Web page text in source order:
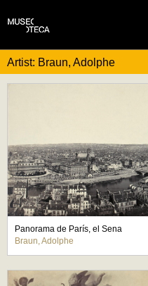
Artist: Braun, Adolphe
Panorama de París, el Sena
Braun, Adolphe